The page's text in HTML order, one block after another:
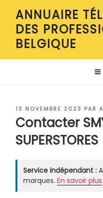
contenu
principal
ANNUAIRE
DES
BELGIQUE
PUBLIÉ
LE
13 NOVEMBRE 2023 PAR
Contacter
SUPERSTORES
Service indépendant :
marques. En savoir plus